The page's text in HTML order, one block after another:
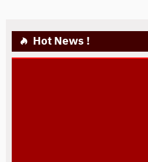
Hot News !